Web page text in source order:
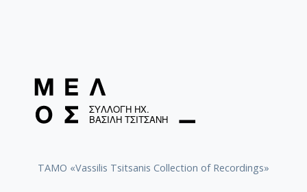
TAMO «Vassilis Tsitsanis Collection of Recordings»